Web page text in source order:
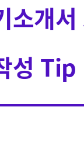
소개
성